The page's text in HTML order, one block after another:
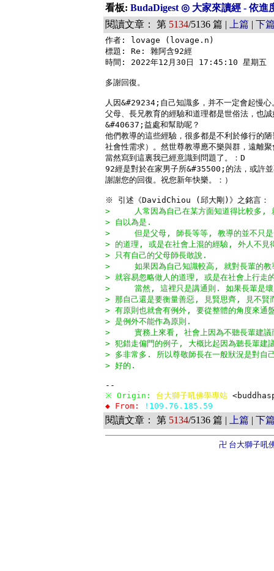
看板: BudaDigest ◎ 大家來讀經 - 依進
閱讀文章： 第 5134/5136 篇 | 上篇 | 下
作者: lovage (lovage.n)
標題: Re: 雜阿含92經
時間: 2022年12月30日 17:45:10 星期五
多謝回復。
人因&#29234;自己知識多，并不一定會起慢
父母、長兄教育的經驗和道理都是世俗法，也
&#40637;益處和幫助呢？
他們教導的這些經驗，很多都是不利於修行的
社會性需求）。然世尊教導應不樂與群，遠離
當然寫到這裏我已經意識到問題了。：D
92經是對於在家男子所&#35500;的法，或許
謝謝您的回復。祝您新年快樂。：）
>     人常因為自己在某方面知道得比較多,
> 自以為是.
>     但是父母, 師長等等, 教導的並不只是
> 的道理, 或是在社會上混的經驗, 外人不見
> 只有自己的父母師長敢說.
>     如果因為自己知識較高, 就對長輩的教
> 就容易忽略做人的道理, 或是在社會上行走
>     當然, 這裡只是講通則. 如果長輩是
> 那自己還是要衡量善惡, 見賢思齊, 見不賢
> 有原則也就會有例外, 要從整體的角度來通
> 是例外不能作為原則.
>     實務上來看, 社會上因為不聽長輩建議
> 犯錯走偏門的例子, 大概比起因為聽長輩建
> 多非常多. 所以尊敬師長在一般狀況是對自
> 好的.
※ Origin: 台大獅子吼佛學專站
◆ From:
!109.76.185.59
閱讀文章： 第 5134/5136 篇 | 上篇 | 下
卍 台大獅子吼